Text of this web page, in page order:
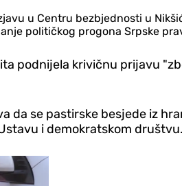
u Centru bezbjednosti u
političkog progona Srpske
podnijela krivičnu prijavu
da se pastirske besjede iz
i demokratskom društvu.